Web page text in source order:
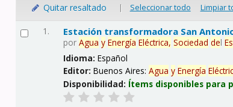
Quitar resaltado | Seleccionar todo Limpiar
1. Estación transformadora San
porAgua y Energía Eléctrica, Sociedad del
Idioma:Español
Editor:Buenos Aires:Agua y Energía
Disponibilidad: Ítems disponibles para